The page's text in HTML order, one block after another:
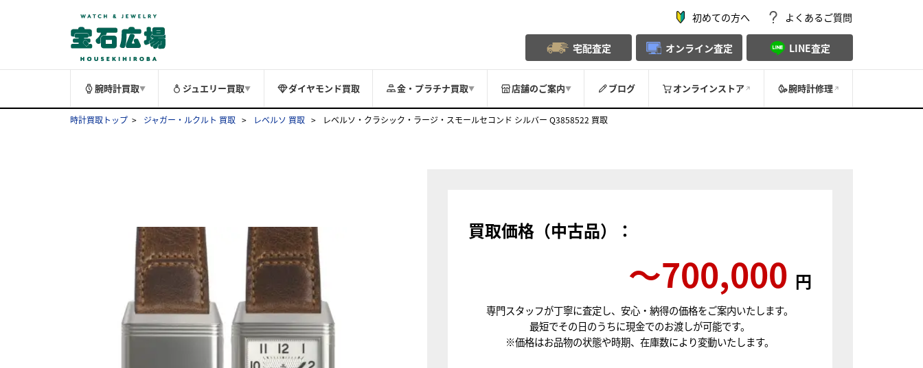
初めての方へ よくあるご質問
宅配査定 オンライン査定 LINE査定
腕時計買取▼ ジュエリー買取▼ ダイヤモンド買取 金・プラチナ買取▼ 店舗のご案内▼ ブログ オンラインストア 腕時計修理
時計買取トップ ジャガー・ルクルト 買取 レベルソ 買取 レベルソ・クラシック・ラージ・スモールセコンド シルバー Q3858522 買取
買取価格（中古品）：
〜700,000 円
専門スタッフが丁寧に査定し、安心・納得の価格をご案内いたします。
最短でその日のうちに現金でのお渡しが可能です。
※価格はお品物の状態や時期、在庫数により変動いたします。